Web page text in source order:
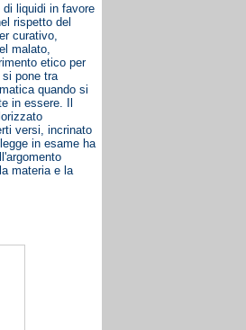
liquidi in favore
rispetto del
curativo,
malato,
etico per
pone tra
quando si
in essere. Il
versi, incrinato
in esame ha
materia e la